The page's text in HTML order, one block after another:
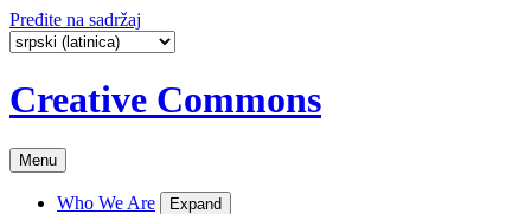
Pređite na sadržaj
Creative Commons
Menu
Who We Are Expand